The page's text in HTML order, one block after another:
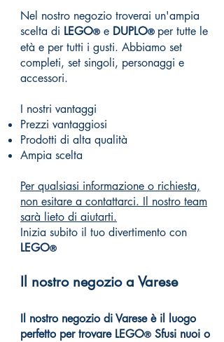
Nel nostro negozio troverai un'ampia
scelta di LEGO® e DUPLO® per tutte le
età e per tutti i gusti. Abbiamo set
completi, set singoli, personaggi e
accessori.
I nostri vantaggi
Prezzi vantaggiosi
Prodotti di alta qualità
Ampia scelta
Per qualsiasi informazione o richiesta,
non esitare a contattarci. Il nostro team
sarà lieto di aiutarti.
Inizia subito il tuo divertimento con
LEGO®
Il nostro negozio a Varese
Il nostro negozio di Varese è il luogo
perfetto per trovare LEGO® Sfusi nuoi o